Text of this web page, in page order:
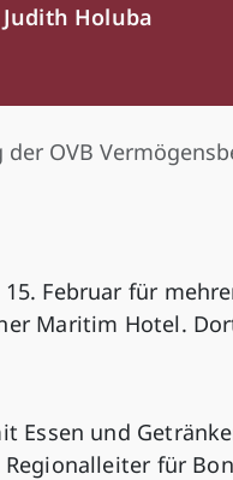
Judith Holuba
der OVB
Februar für
Maritim Hotel.
Essen und
für